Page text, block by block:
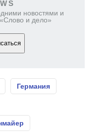
новостями и
и дело»
Германия